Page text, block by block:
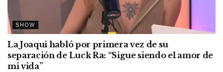
SHOW
La Joaqui habló por primera vez de su
separación de Luck Ra: “Sigue siendo el amor de
mi vida”